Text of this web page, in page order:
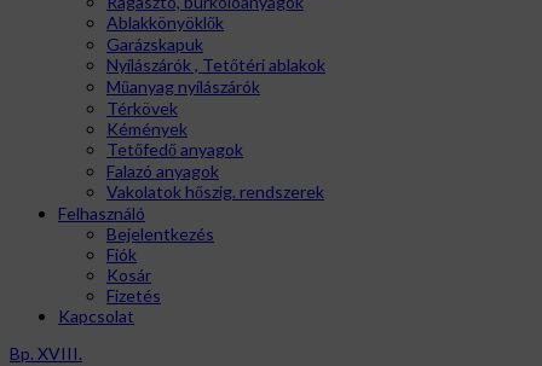
Ablakkönyöklők
Garázskapuk
Nyílászárók , Tetőtéri ablakok
Műanyag nyílászárók
Térkövek
Kémények
Tetőfedő anyagok
Falazó anyagok
Vakolatok hőszig. rendszerek
Felhasználó
Bejelentkezés
Fiók
Kosár
Fizetés
Kapcsolat
Bp. XVIII.